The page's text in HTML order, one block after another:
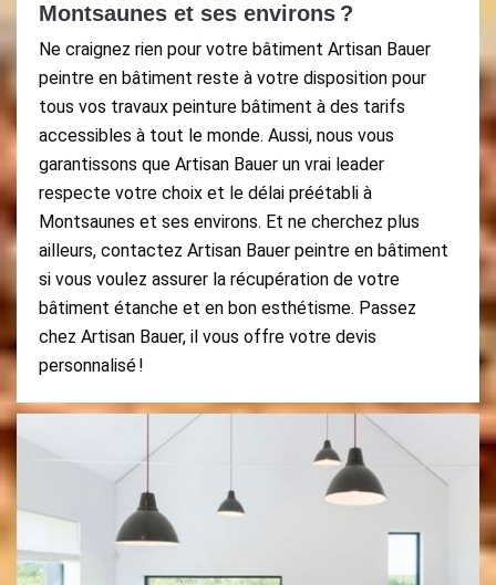
Montsaunes et ses environs ?
Ne craignez rien pour votre bâtiment Artisan Bauer
peintre en bâtiment reste à votre disposition pour
tous vos travaux peinture bâtiment à des tarifs
accessibles à tout le monde. Aussi, nous vous
garantissons que Artisan Bauer un vrai leader
respecte votre choix et le délai préétabli à
Montsaunes et ses environs. Et ne cherchez plus
ailleurs, contactez Artisan Bauer peintre en bâtiment
si vous voulez assurer la récupération de votre
bâtiment étanche et en bon esthétisme. Passez
chez Artisan Bauer, il vous offre votre devis
personnalisé !